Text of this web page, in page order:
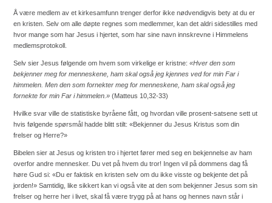
Å være medlem av et kirkesamfunn trenger derfor ikke nødvendigvis bety at du er
en kristen. Selv om alle døpte regnes som medlemmer, kan det aldri sidestilles med
hvor mange som har Jesus i hjertet, som har sine navn innskrevne i Himmelens
medlemsprotokoll.
Selv sier Jesus følgende om hvem som virkelige er kristne: «Hver den som
bekjenner meg for menneskene, ham skal også jeg kjennes ved for min Far i
himmelen. Men den som fornekter meg for menneskene, ham skal også jeg
fornekte for min Far i himmelen.» (Matteus 10,32-33)
Hvilke svar ville de statistiske byråene fått, og hvordan ville prosent-satsene sett ut
hvis følgende spørsmål hadde blitt stilt: «Bekjenner du Jesus Kristus som din
frelser og Herre?»
Bibelen sier at Jesus og kristen tro i hjertet fører med seg en bekjennelse av ham
overfor andre mennesker. Du vet på hvem du tror! Ingen vil på dommens dag få
høre Gud si: «Du er faktisk en kristen selv om du ikke visste og bekjente det på
jorden!» Samtidig, like sikkert kan vi også vite at den som bekjenner Jesus som sin
frelser og herre her i livet, skal få være trygg på at hans og hennes navn står i